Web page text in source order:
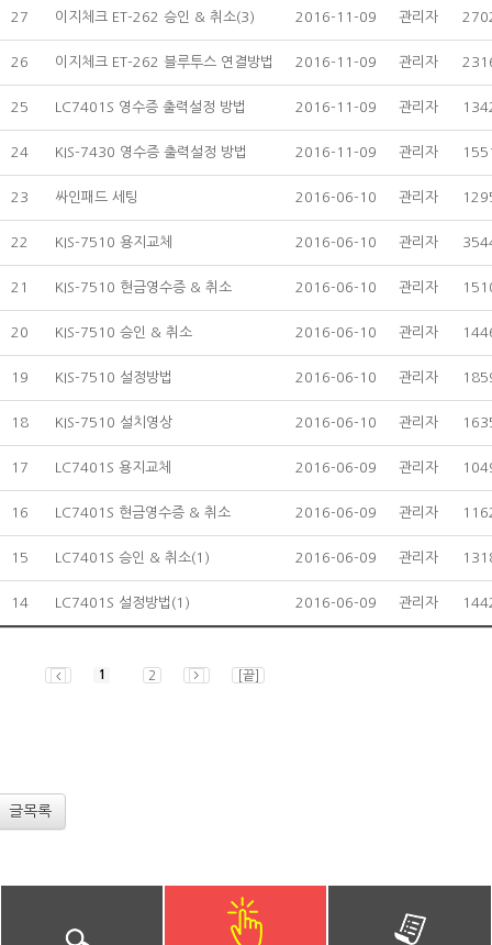
27 이지체크 ET-262 승인 & 취소(3) 2016-11-09 관리자
26 이지체크 ET-262 블루투스 연결방법 2016-11-09 관리자
25 LC7401S 영수증 출력설정 방법 2016-11-09 관리자
24 KIS-7430 영수증 출력설정 방법 2016-11-09 관리자
23 싸인패드 세팅 2016-06-10 관리자
22 KIS-7510 용지교체 2016-06-10 관리자
21 KIS-7510 현금영수증 & 취소 2016-06-10 관리자
20 KIS-7510 승인 & 취소 2016-06-10 관리자
19 KIS-7510 설정방법 2016-06-10 관리자
18 KIS-7510 설치영상 2016-06-10 관리자
17 LC7401S 용지교체 2016-06-09 관리자
16 LC7401S 현금영수증 & 취소 2016-06-09 관리자
15 LC7401S 승인 & 취소(1) 2016-06-09 관리자
14 LC7401S 설정방법 (1) 2016-06-09 관리자
1 2 [끝]
글목록